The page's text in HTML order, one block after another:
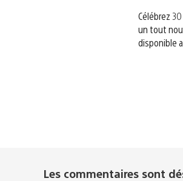
Célébrez
un tout
disponible
Les commentaires sont